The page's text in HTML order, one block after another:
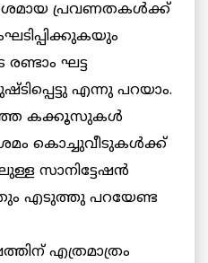
പ്രവണതകള്‍ക്ക്
ഘട്ട
എന്നു പറയാം.
കക്കൂസുകള്‍
കൊച്ചുവീടുകള്‍ക്ക്
സാനിട്ടേഷന്‍
എടുത്തു പറയേണ്ട
എത്രമാത്രം